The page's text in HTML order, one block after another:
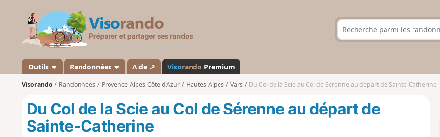
s
a
n
d
Outils Randonnées Aide ↗ Visorando Premium
Visorando Randonnées Provence-Alpes-Côte d'Azur Hautes-Alpes Vars Du Col de la Scie au Col de Sérenne au départ de Sainte-Catherine
Du Col de la Scie au Col de Sérenne au départ de
Sainte-Catherine